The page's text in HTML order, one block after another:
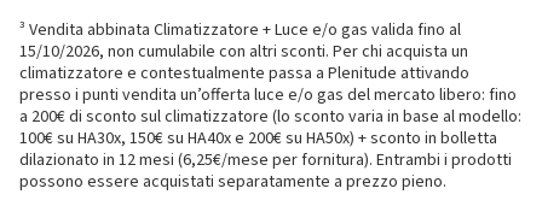
³ Vendita abbinata Climatizzatore + Luce e/o gas valida fino al
15/10/2026, non cumulabile con altri sconti. Per chi acquista un
climatizzatore e contestualmente passa a Plenitude attivando
presso i punti vendita un’offerta luce e/o gas del mercato libero: fino
a 200€ di sconto sul climatizzatore (lo sconto varia in base al modello:
100€ su HA30x, 150€ su HA40x e 200€ su HA50x) + sconto in bolletta
dilazionato in 12 mesi (6,25€/mese per fornitura). Entrambi i prodotti
possono essere acquistati separatamente a prezzo pieno.